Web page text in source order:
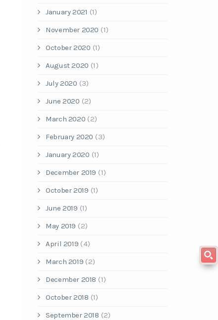
January 2021 (1)
November 2020 (1)
October 2020 (1)
August 2020 (1)
July 2020 (3)
June 2020 (2)
March 2020 (2)
February 2020 (3)
January 2020 (1)
December 2019 (1)
October 2019 (1)
June 2019 (1)
May 2019 (2)
April 2019 (4)
March 2019 (2)
December 2018 (1)
October 2018 (1)
September 2018 (2)